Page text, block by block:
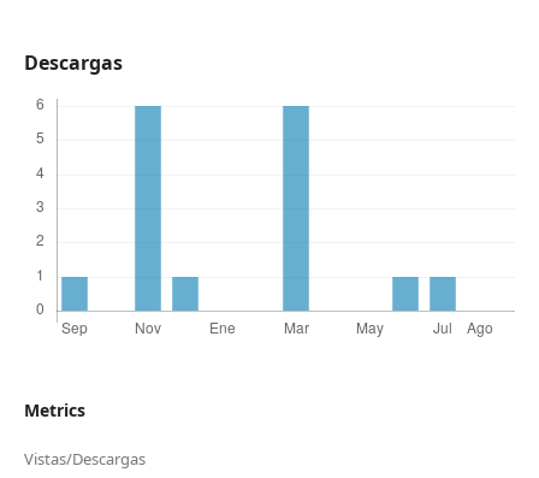
Descargas
Metrics
Vistas/Descargas